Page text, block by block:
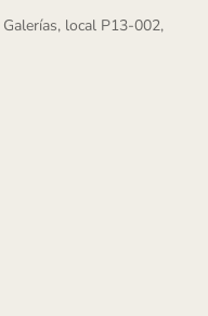
Galerías, local P13-002,